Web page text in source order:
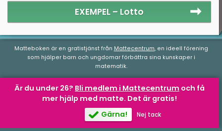
EXEMPEL – Lotto
Är du under 26? Bli medlem i Mattecentrum och få
mer hjälp med matte. Det är gratis!
Gärna!
Nej tack
Matteboken är en gratistjänst från Mattecentrum, en ideell förening
som hjälper barn och ungdomar förbättra sina kunskaper i
matematik.
Matteboken.se avMattecentrumär licensierad under en
Commons Attribution-NonCommercial-NoDerivatives 4.0
Internationell-licens.